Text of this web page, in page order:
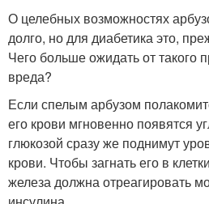
О целебных возможностях
долго, но для диабетика это,
Чего больше ожидать от такого
вреда?
Если спелым арбузом
его крови мгновенно появятся
глюкозой сразу же поднимут
крови. Чтобы загнать его в
железа должна отреагировать